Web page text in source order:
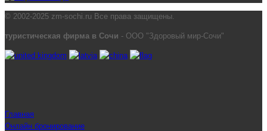
© 2002-2025 zm-sochi.ru Все права защищены.
туристическая фирма в Сочи - ООО "Здоровый мир-Сочи"
Главная
Онлайн бронирование